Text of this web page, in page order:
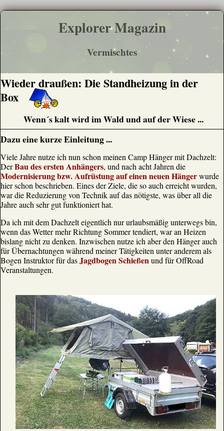
Explorer Magazin
Vermischtes
Wieder draußen: Die Standheizung in der
Box
Wenn´s kalt wird im Wald und auf der Wiese ...
Dazu eine kurze Einleitung ...
Viele Jahre nutze ich nun schon meinen Camp Hänger mit Dachzelt:
DerBau des ersten Anhängers, und nach acht Jahren die
Modernisierung bzw. Aufrüstung auf einen neuen Hängerwurde
hier schon beschrieben. Eines der Ziele, die so auch erreicht wurden,
war die Reduzierung von Technik auf das nötigste, was über all die
Jahre auch sehr gut funktioniert hat.
Da ich mit dem Dachzelt eigentlich nur urlaubsmäßig unterwegs bin,
wenn das Wetter mehr Richtung Sommer tendiert, war an Heizen
bislang nicht zu denken. Inzwischen nutze ich aber den Hänger auch
für Übernachtungen während meiner Tätigkeiten unter anderem als
Bogen Instruktor für dasJagdbogen Schießenund für OffRoad
Veranstaltungen.